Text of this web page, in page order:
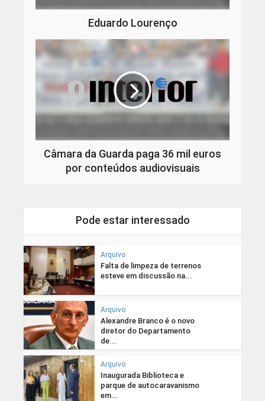
Eduardo Lourenço
Câmara da Guarda paga 36 mil euros
por conteúdos audiovisuais
Pode estar interessado
Arquivo
Falta de limpeza de terrenos
esteve em discussão na...
Arquivo
Alexandre Branco é o novo
diretor do Departamento
de...
Arquivo
Inaugurada Biblioteca e
parque de autocaravanismo
em...